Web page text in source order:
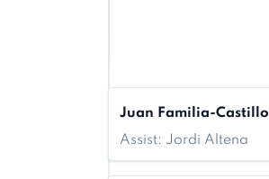
Juan Familia-Castillo
Assist: Jordi Altena